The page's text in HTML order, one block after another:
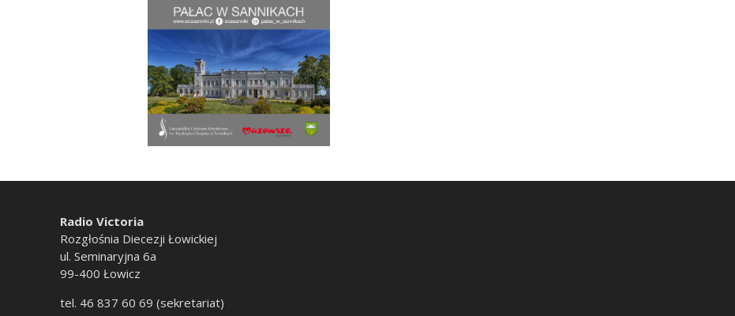
Radio Victoria
Rozgłośnia Diecezji Łowickiej
ul. Seminaryjna 6a
99-400 Łowicz
tel. 46 837 60 69 (sekretariat)